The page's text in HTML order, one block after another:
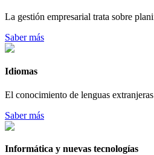
La gestión empresarial trata sobre
Saber más
Idiomas
El conocimiento de lenguas
Saber más
Informática y nuevas tecnologías